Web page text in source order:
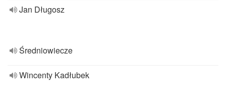
Jan Długosz
Średniowiecze
Wincenty Kadłubek